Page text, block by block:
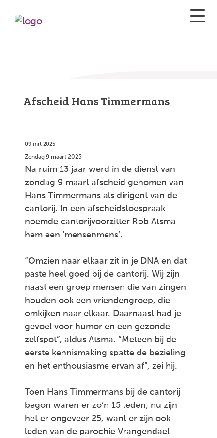
Afscheid Hans Timmermans
09 mrt 2025
Zondag 9 maart 2025
Na ruim 13 jaar werd in de dienst van
zondag 9 maart afscheid genomen van
Hans Timmermans als dirigent van de
cantorij. In een afscheidstoespraak
noemde cantorijvoorzitter Rob Atsma
hem een ‘mensenmens’.
“Omzien naar elkaar zit in je DNA en dat
paste heel goed bij de cantorij. Wij zijn
naast een groep mensen die van zingen
houden ook een vriendengroep, die
omkijken naar elkaar. Daarnaast had je
gevoel voor humor en een gezonde
zelfspot”, aldus Atsma. “Meteen bij de
eerste kennismaking spatte de bezieling
en het enthousiasme ervan af”, zei hij.
Toen Hans Timmermans bij de cantorij
begon waren er zo’n 15 leden; nu zijn
het er ongeveer 25, want er zijn ook
leden van de parochie Vrangendael